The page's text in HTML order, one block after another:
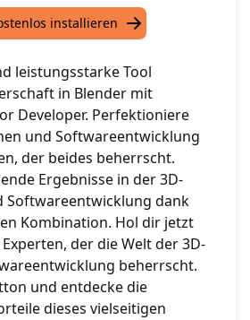
installieren
leistungsstarke Tool
in Blender mit
Developer. Perfektioniere
und Softwareentwicklung
der beides beherrscht.
Ergebnisse in der 3D-
Softwareentwicklung dank
Kombination. Hol dir jetzt
der die Welt der 3D-
beherrscht.
und entdecke die
dieses vielseitigen